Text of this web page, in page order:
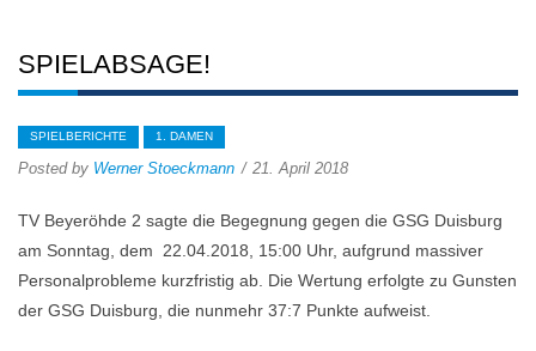
SPIELABSAGE!
SPIELBERICHTE 1. DAMEN
Posted by Werner Stoeckmann 21. April 2018
TV Beyeröhde 2 sagte die Begegnung gegen die GSG Duisburg
am Sonntag, dem 22.04.2018, 15:00 Uhr, aufgrund massiver
Personalprobleme kurzfristig ab. Die Wertung erfolgte zu Gunsten
der GSG Duisburg, die nunmehr 37:7 Punkte aufweist.